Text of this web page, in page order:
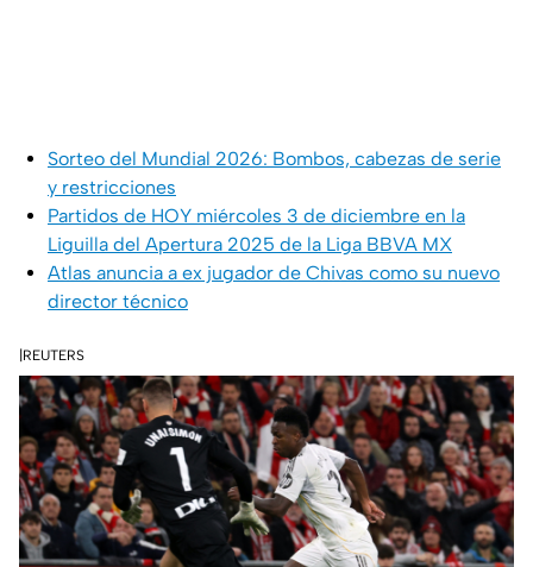
Sorteo del Mundial 2026: Bombos, cabezas de serie
y restricciones
Partidos de HOY miércoles 3 de diciembre en la
Liguilla del Apertura 2025 de la Liga BBVA MX
Atlas anuncia a ex jugador de Chivas como su nuevo
director técnico
|REUTERS